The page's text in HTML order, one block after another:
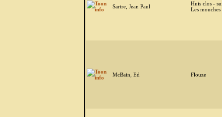
Sartre, Jean Paul
Huis clos -
Les mouches
McBain, Ed Flouze